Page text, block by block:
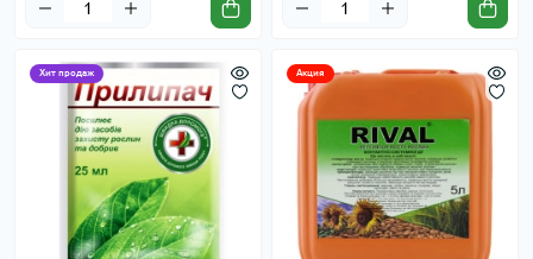
Хит продаж Акция